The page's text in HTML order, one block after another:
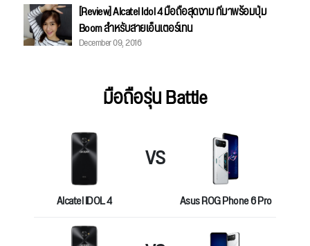
[Review] Alcatel Idol 4 มือถือสุดงาม ที่มาพร้อมปุ่ม
Boom สำหรับสายเอ็นเตอร์เทน
December 09, 2016
มือถือรุ่น Battle
Alcatel IDOL 4
VS
Asus ROG Phone 6 Pro